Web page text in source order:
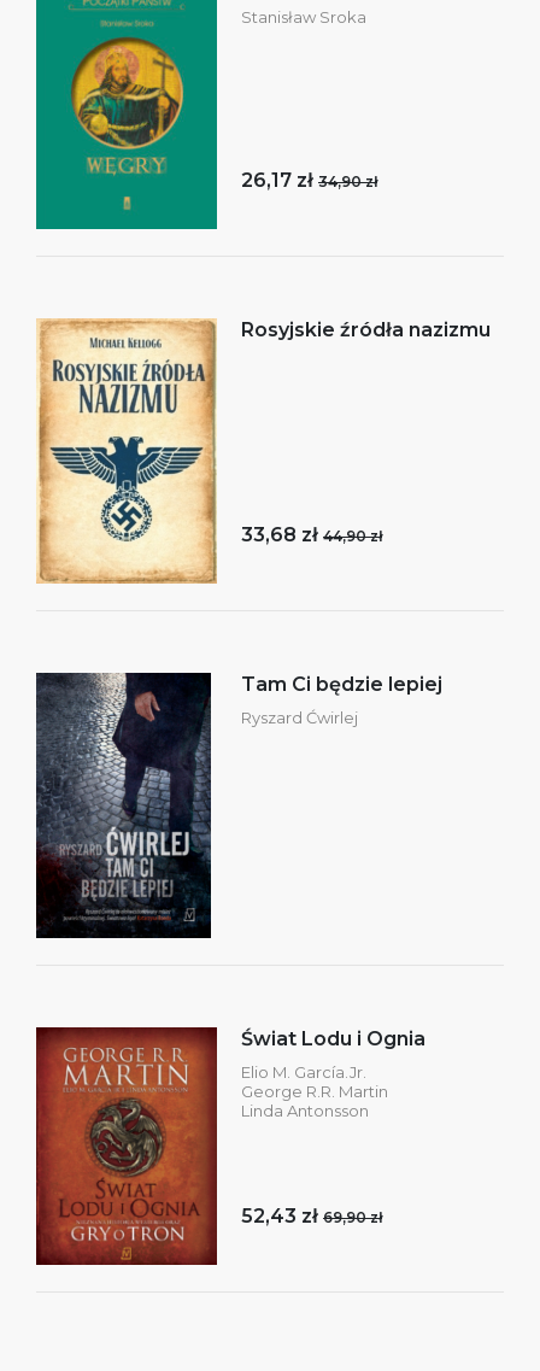
Stanisław Sroka
26,17 zł 34,90 zł
Rosyjskie źródła nazizmu
33,68 zł 44,90 zł
Tam Ci będzie lepiej
Ryszard Ćwirlej
Świat Lodu i Ognia
Elio M. García.Jr.
George R.R. Martin
Linda Antonsson
52,43 zł 69,90 zł